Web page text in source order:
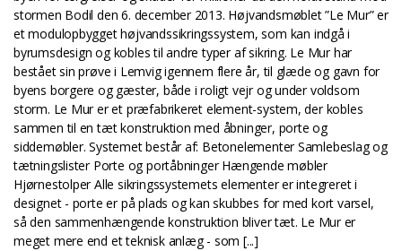
stormen Bodil den 6. december 2013. Højvandsmøblet ”Le Mur” er
et modulopbygget højvandssikringssystem, som kan indgå i
byrumsdesign og kobles til andre typer af sikring. Le Mur har
bestået sin prøve i Lemvig igennem flere år, til glæde og gavn for
byens borgere og gæster, både i roligt vejr og under voldsom
storm. Le Mur er et præfabrikeret element-system, der kobles
sammen til en tæt konstruktion med åbninger, porte og
siddemøbler. Systemet består af: Betonelementer Samlebeslag og
tætningslister Porte og portåbninger Hængende møbler
Hjørnestolper Alle sikringssystemets elementer er integreret i
designet - porte er på plads og kan skubbes for med kort varsel,
så den sammenhængende konstruktion bliver tæt. Le Mur er
meget mere end et teknisk anlæg - som [...]